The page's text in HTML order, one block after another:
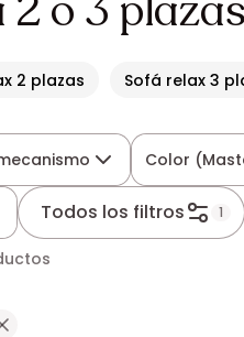
2 plazas Sofá relax 3
Color
Todos los filtros 1